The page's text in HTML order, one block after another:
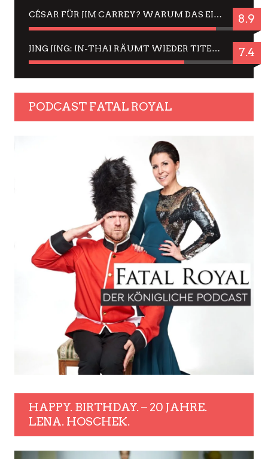
CÉSAR FÜR JIM CARREY? WARUM DAS EINER DER NERVIGSTEN ACTORS IST UND BLEIBT 8.9
JING JING: IN-THAI RÄUMT WIEDER TITEL AB – EIN ZWEI-STUNDEN-ERLEBNISBERICHT 7.4
PODCAST FATAL ROYAL
HAPPY. BIRTHDAY. – 20 JAHRE.
LENA. HOSCHEK.